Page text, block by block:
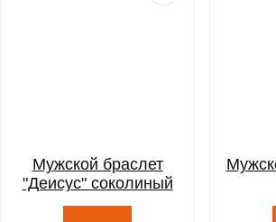
Мужской браслет
"Деисус" соколиный
глаз